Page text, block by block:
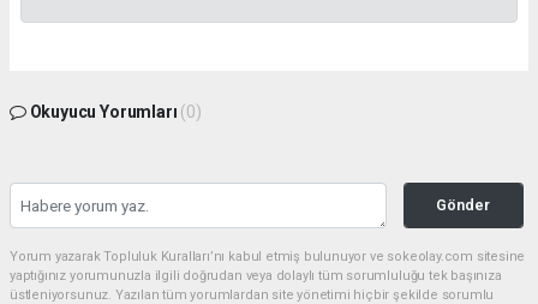
Okuyucu Yorumları (0)
Gönder
Yorum yazarak Topluluk Kuralları’nı kabul etmiş bulunuyor ve sokeolay.com sitesine
yaptığınız yorumunuzla ilgili doğrudan veya dolaylı tüm sorumluluğu tek başınıza
üstleniyorsunuz. Yazılan tüm yorumlardan site yönetimi hiçbir şekilde sorumlu